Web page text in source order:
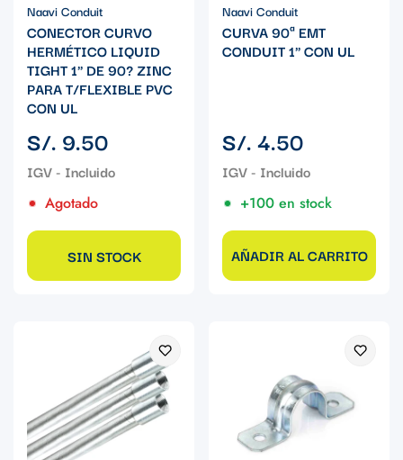
Naavi Conduit
CONECTOR CURVO
HERMÉTICO LIQUID
TIGHT 1" DE 90? ZINC
PARA T/FLEXIBLE PVC
CON UL
Precio
regular
S/. 9.50
Agotado
SIN STOCK
Naavi Conduit
CURVA 90ª EMT
CONDUIT 1" CON UL
Precio
regular
S/. 4.50
+100 en stock
AÑADIR AL CARRITO